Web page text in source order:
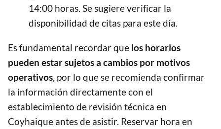
14:00 horas. Se sugiere verificar la
disponibilidad de citas para este día.
Es fundamental recordar que los horarios
pueden estar sujetos a cambios por motivos
operativos, por lo que se recomienda confirmar
la información directamente con el
establecimiento de revisión técnica en
Coyhaique antes de asistir. Reservar hora en